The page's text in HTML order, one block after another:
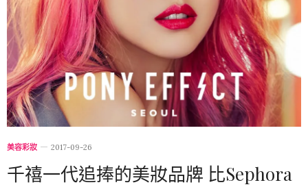
美容彩妝 2017-09-26
千禧一代追捧的美妝品牌 比Sephora